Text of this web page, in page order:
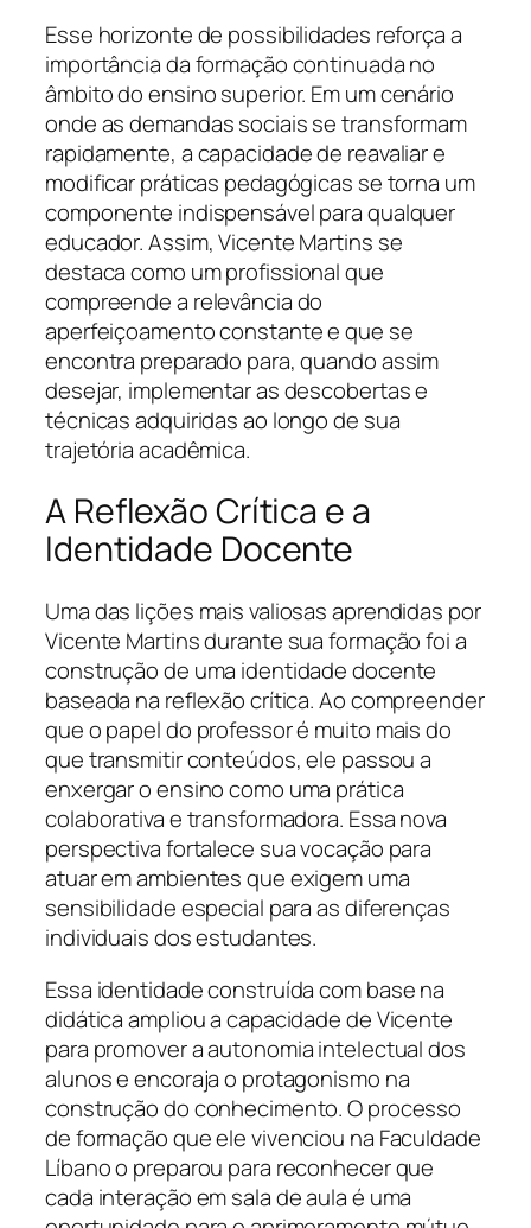
Esse horizonte de possibilidades reforça a
importância da formação continuada no
âmbito do ensino superior. Em um cenário
onde as demandas sociais se transformam
rapidamente, a capacidade de reavaliar e
modificar práticas pedagógicas se torna um
componente indispensável para qualquer
educador. Assim, Vicente Martins se
destaca como um profissional que
compreende a relevância do
aperfeiçoamento constante e que se
encontra preparado para, quando assim
desejar, implementar as descobertas e
técnicas adquiridas ao longo de sua
trajetória acadêmica.
A Reflexão Crítica e a
Identidade Docente
Uma das lições mais valiosas aprendidas por
Vicente Martins durante sua formação foi a
construção de uma identidade docente
baseada na reflexão crítica. Ao compreender
que o papel do professor é muito mais do
que transmitir conteúdos, ele passou a
enxergar o ensino como uma prática
colaborativa e transformadora. Essa nova
perspectiva fortalece sua vocação para
atuar em ambientes que exigem uma
sensibilidade especial para as diferenças
individuais dos estudantes.
Essa identidade construída com base na
didática ampliou a capacidade de Vicente
para promover a autonomia intelectual dos
alunos e encoraja o protagonismo na
construção do conhecimento. O processo
de formação que ele vivenciou na Faculdade
Líbano o preparou para reconhecer que
cada interação em sala de aula é uma